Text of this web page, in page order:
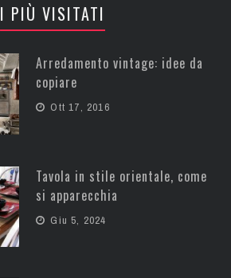
I PIÙ VISITATI
Arredamento vintage: idee da
copiare
Ott 17, 2016
Tavola in stile orientale, come
si apparecchia
Giu 5, 2024